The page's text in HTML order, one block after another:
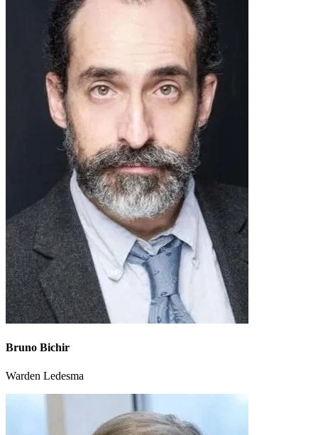
Bruno Bichir
Warden Ledesma